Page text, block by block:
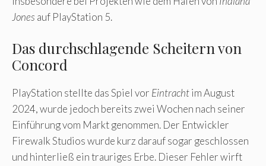
Jones auf PlayStation 5.
Das durchschlagende Scheitern von
Concord
PlayStation stellte das Spiel vor Eintrachtim August
2024, wurde jedoch bereits zwei Wochen nach seiner
Einführung vom Markt genommen. Der Entwickler
Firewalk Studios wurde kurz darauf sogar geschlossen
und hinterließ ein trauriges Erbe. Dieser Fehler wirft